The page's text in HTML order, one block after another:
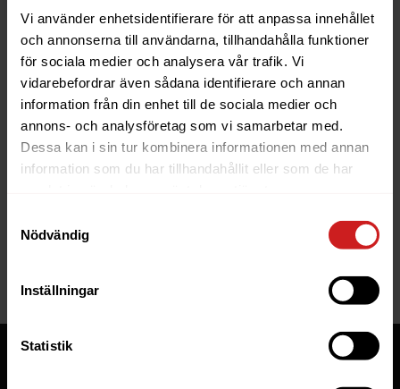
Vi använder enhetsidentifierare för att anpassa innehållet
och annonserna till användarna, tillhandahålla funktioner
för sociala medier och analysera vår trafik. Vi
vidarebefordrar även sådana identifierare och annan
information från din enhet till de sociala medier och
annons- och analysföretag som vi samarbetar med.
Dessa kan i sin tur kombinera informationen med annan
information som du har tillhandahållit eller som de har
Nödvändig
Inställningar
Statistik
The website you were trying to
reach has been suspended
If you are the owner of this website or domain please
read
website to be suspended.